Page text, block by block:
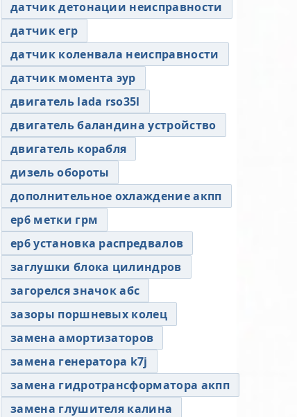
датчик детонации неисправности
датчик егр
датчик коленвала неисправности
датчик момента эур
двигатель lada rso35l
двигатель баландина устройство
двигатель корабля
дизель обороты
дополнительное охлаждение акпп
ер6 метки грм
ер6 установка распредвалов
заглушки блока цилиндров
загорелся значок абс
зазоры поршневых колец
замена амортизаторов
замена генератора k7j
замена гидротрансформатора акпп
замена глушителя калина